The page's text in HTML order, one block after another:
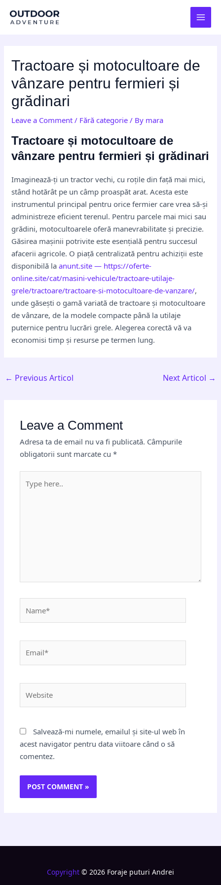
Tractoare și motocultoare de
vânzare pentru fermieri și
grădinari
Leave a Comment / Fără categorie / By mara
Tractoare și motocultoare de
vânzare pentru fermieri și grădinari
Imaginează-ți un tractor vechi, cu roțile din față mai mici,
stând hotărât pe un câmp proaspăt arat. Acesta este
instrumentul principal pentru orice fermier care vrea să-și
administreze eficient terenul. Pentru parcele mai mici sau
grădini, motocultoarele oferă manevrabilitate și precizie.
Găsirea mașinii potrivite este esențială pentru succesul
afacerii agricole. O piață centralizată pentru achiziții este
disponibilă laanunt.site — https://oferte-
online.site/cat/masini-vehicule/tractoare-utilaje-
grele/tractoare/tractoare-si-motocultoare-de-vanzare/,
unde găsești o gamă variată de tractoare și motocultoare
de vânzare, de la modele compacte până la utilaje
puternice pentru lucrări grele. Alegerea corectă vă va
economisi timp și resurse pe termen lung.
navigation
← Previous Articol Next Articol →
Leave a Comment
Adresa ta de email nu va fi publicată. Câmpurile
obligatorii sunt marcate cu*
here..
Salvează-mi numele, emailul și site-ul web în
acest navigator pentru data viitoare când o să
comentez.
Copyright © 2026 Foraje puturi Andrei